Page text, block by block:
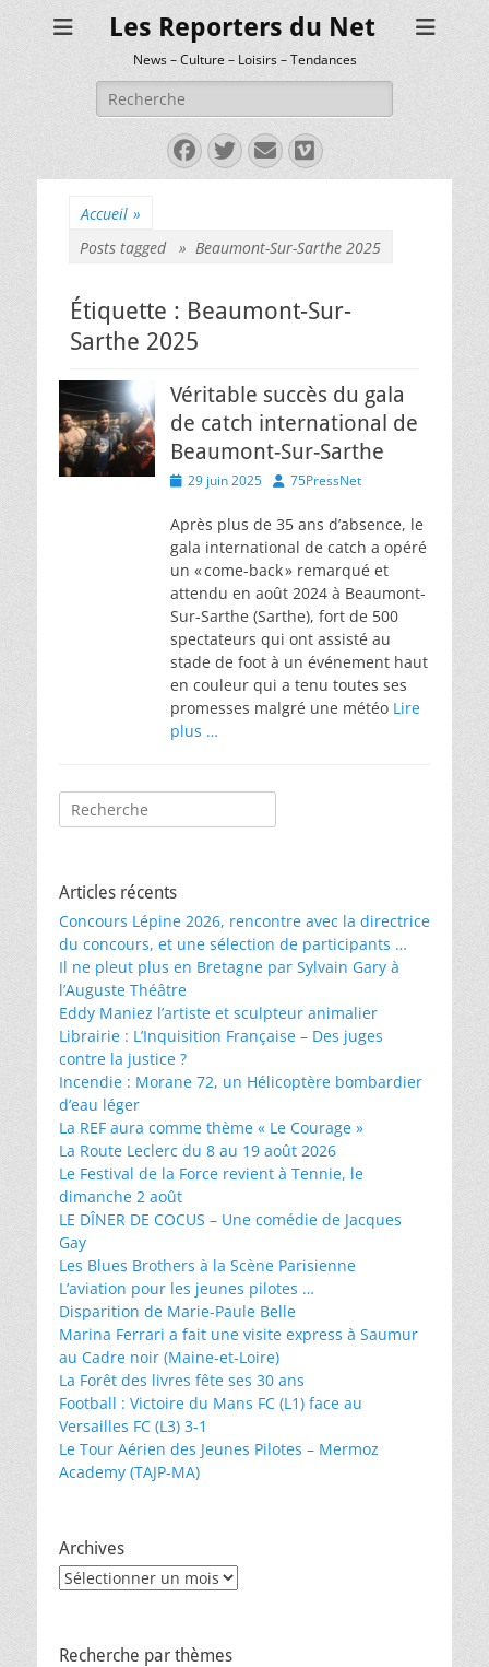
Les Reporters du Net
News – Culture – Loisirs – Tendances
Rechercher :
Facebook
Twitter
E-
mail
Vimeo
Accueil »
Posts tagged » Beaumont-Sur-Sarthe 2025
Étiquette : Beaumont-Sur-
Sarthe 2025
Véritable succès du gala
de catch international de
Beaumont-Sur-Sarthe
Posted29 juin 2025 Author
75PressNet
Après plus de 35 ans d’absence, le
gala international de catch a opéré
un « come-back » remarqué et
attendu en août 2024 à Beaumont-
Sur-Sarthe (Sarthe), fort de 500
spectateurs qui ont assisté au
stade de foot à un événement haut
en couleur qui a tenu toutes ses
promesses malgré une météo Lire
plus …
Rechercher :
Articles récents
Concours Lépine 2026, rencontre avec la directrice
du concours, et une sélection de participants …
Il ne pleut plus en Bretagne par Sylvain Gary à
l’Auguste Théâtre
Eddy Maniez l’artiste et sculpteur animalier
Librairie : L’Inquisition Française – Des juges
contre la justice ?
Incendie : Morane 72, un Hélicoptère bombardier
d’eau léger
La REF aura comme thème « Le Courage »
La Route Leclerc du 8 au 19 août 2026
Le Festival de la Force revient à Tennie, le
dimanche 2 août
LE DÎNER DE COCUS – Une comédie de Jacques
Gay
Les Blues Brothers à la Scène Parisienne
L’aviation pour les jeunes pilotes …
Disparition de Marie-Paule Belle
Marina Ferrari a fait une visite express à Saumur
au Cadre noir (Maine-et-Loire)
La Forêt des livres fête ses 30 ans
Football : Victoire du Mans FC (L1) face au
Versailles FC (L3) 3-1
Le Tour Aérien des Jeunes Pilotes – Mermoz
Academy (TAJP-MA)
Archives
Archives
Recherche par thèmes